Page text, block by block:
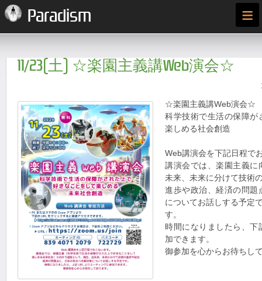
Paradism ≡
11/23(土) ☆楽園主義講Web演会☆
☆楽園主義講Web演会☆
科学技術で生活の保障が
楽しめる社会創造
Web講演会を下記日程で
講演会では、楽園主義に
未来、未来に分けて技術
進歩や政治、経済の問題
についてお話しする予定
す。
時間になりましたら、
加できます。
御参加を心からお待ちし